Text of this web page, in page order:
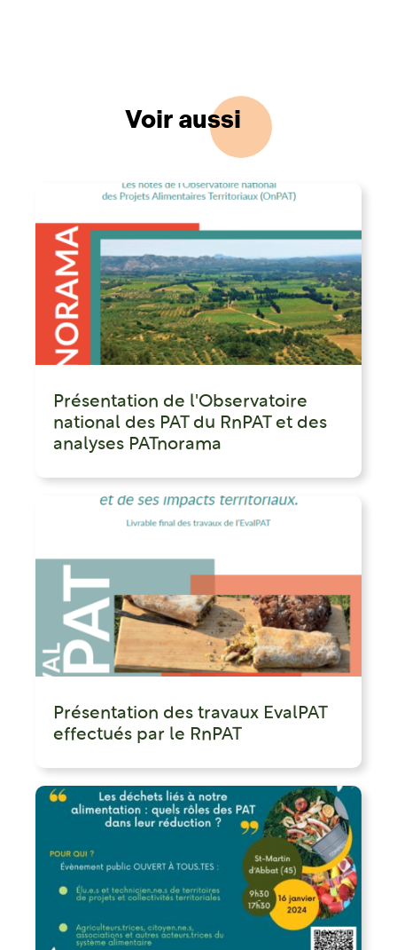
Voir aussi
Présentation de l'Observatoire
national des PAT du RnPAT et des
analyses PATnorama
Présentation des travaux EvalPAT
effectués par le RnPAT